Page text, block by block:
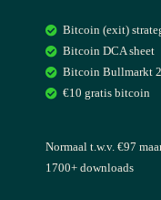
Bitcoin (exit)
Bitcoin DCA sheet
Bitcoin Bullmarkt
€10 gratis bitcoin
Normaal t.w.v. €97
1700+ downloads